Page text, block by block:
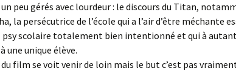
peu gérés avec lourdeur : le discours du Titan,
la persécutrice de l’école qui a l’air d’être méchante
psy scolaire totalement bien intentionné et qui à
une unique élève.
film se voit venir de loin mais le but c’est pas